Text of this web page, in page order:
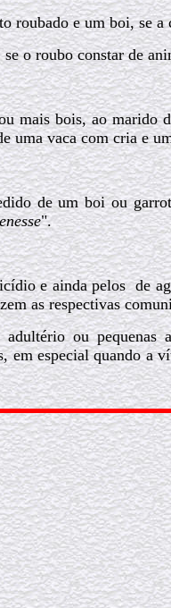
roubado e um boi, se
se o roubo constar de
mais bois, ao marido
uma vaca com cria e
de um boi ou
".
e ainda pelos de
as respectivas
ou pequenas
em especial quando a